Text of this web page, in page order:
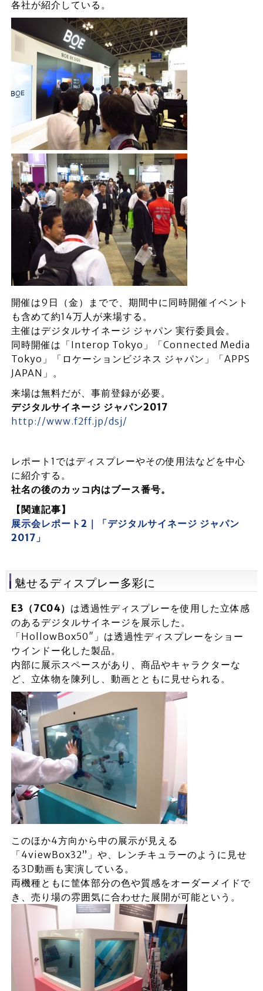
各社が紹介している。
開催は9日（金）までで、期間中に同時開催イベント
も含めて約14万人が来場する。
主催はデジタルサイネージ ジャパン 実行委員会。
同時開催は「Interop Tokyo」「Connected Media
Tokyo」「ロケーションビジネス ジャパン」「APPS
JAPAN」。
来場は無料だが、事前登録が必要。
デジタルサイネージ ジャパン2017
http://www.f2ff.jp/dsj/
レポート1ではディスプレーやその使用法などを中心
に紹介する。
社名の後のカッコ内はブース番号。
【関連記事】
展示会レポート2｜「デジタルサイネージ ジャパン
2017」
魅せるディスプレー多彩に
E3 （7C04） は透過性ディスプレーを使用した立体感
のあるデジタルサイネージを展示した。
「HollowBox50″」は透過性ディスプレーをショー
ウインドー化した製品。
内部に展示スペースがあり、商品やキャラクターな
ど、立体物を陳列し、動画とともに見せられる。
このほか4方向から中の展示が見える
「4viewBox32”」や、レンチキュラーのように見せ
る3D動画も実演している。
両機種ともに筐体部分の色や質感をオーダーメイドで
き、売り場の雰囲気に合わせた展開が可能という。